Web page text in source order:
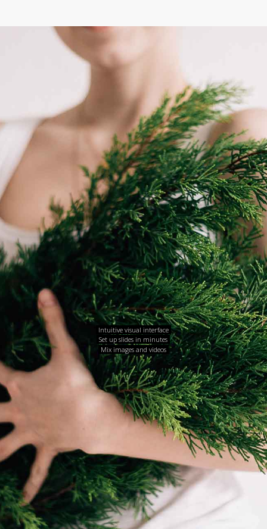
Intuitive visual interface
Set up slides in minutes
Mix images and videos